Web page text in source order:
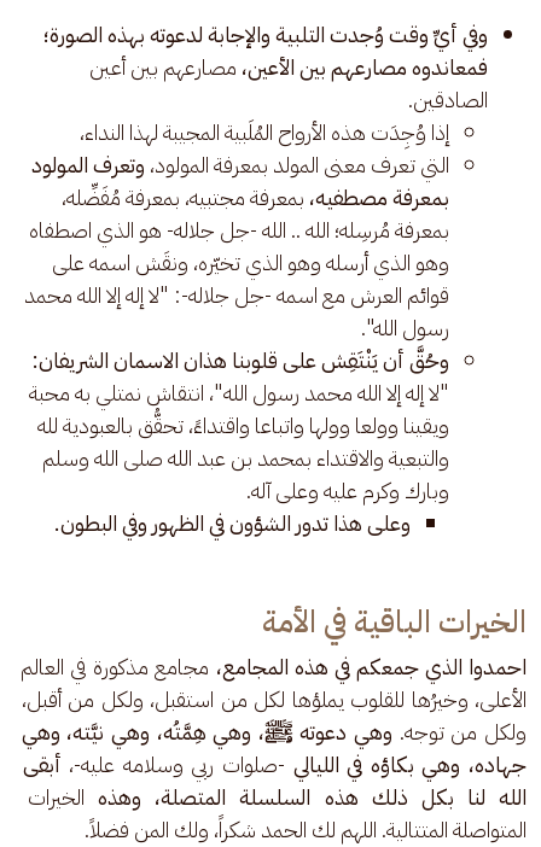
وفي أيِّ وقت وُجدت التلبية والإجابة لدعوته بهذه الصورة؛
فمعاندوه مصارعهم بين الأعين، مصارعهم بين أعين
الصادقين.
إذا وُجِدَت هذه الأرواح المُلَبية المجيبة لهذا النداء،
التي تعرف معنى المولد بمعرفة المولود،وتعرف المولود
بمعرفة مصطفيه،بمعرفة مجتبيه، بمعرفة مُفَضِّله،
بمعرفة مُرسِله؛ الله .. الله -جل جلاله- هو الذي اصطفاه
وهو الذي أرسله وهو الذي تخيّره، ونقَش اسمه على
قوائم العرش مع اسمه -جل جلاله-: "لا إله إلا الله محمد
رسول الله".
وحُقَّ أن يَنْتَقِش على قلوبنا هذان الاسمان الشريفان:
"لا إله إلا الله محمد رسول الله"، انتقاش نمتلي به محبة
ويقينا وولعا وولها واتباعا واقتداءً، تحقُّق بالعبودية لله
والتبعية والاقتداء بمحمد بن عبد الله صلى الله وسلم
وبارك وكرم عليه وعلى آله.
وعلى هذا تدور الشؤون في الظهور وفي البطون.
الخيرات الباقية في الأمة
احمدوا الذي جمعكم في هذه المجامع، مجامع مذكورة في العالم
الأعلى، وخيرُها للقلوب يملؤها لكل من استقبل، ولكل من أقبل،
ولكل من توجه. وهي دعوته ﷺ، وهي هِمَّتُه، وهي نيَّته، وهي
جهاده، وهي بكاؤه في الليالي -صلوات ربي وسلامه عليه-، أبقى
الله لنا بكل ذلك هذه السلسلة المتصلة، وهذه الخيرات
المتواصلة المتتالية. اللهم لك الحمد شكراً، ولك المن فضلاً.